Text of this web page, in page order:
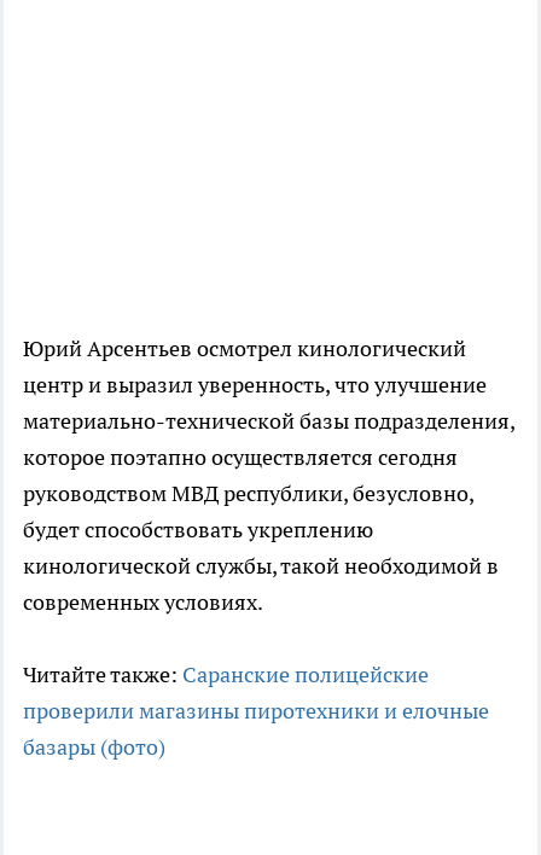
Юрий Арсентьев осмотрел кинологический
центр и выразил уверенность, что улучшение
материально-технической базы подразделения,
которое поэтапно осуществляется сегодня
руководством МВД республики, безусловно,
будет способствовать укреплению
кинологической службы, такой необходимой в
современных условиях.
Читайте также: Саранские полицейские
проверили магазины пиротехники и елочные
базары (фото)